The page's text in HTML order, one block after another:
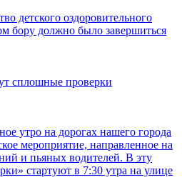
детского оздоровительного
бору должно было завершиться
сплошные проверки
утро на дорогах нашего города
мероприятие, направленное на
и пьяных водителей. В эту
стартуют в 7:30 утра на улице